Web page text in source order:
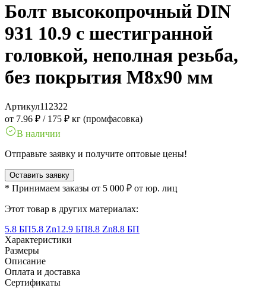
Болт высокопрочный DIN
931 10.9 с шестигранной
головкой, неполная резьба,
без покрытия M8x90 мм
Артикул112322
от 7.96 ₽ / 175 ₽ кг (промфасовка)
В наличии
Отправьте заявку и получите оптовые цены!
Оставить заявку
* Принимаем заказы от 5 000 ₽ от юр. лиц
Этот товар в других материалах:
5.8 БП5.8 Zn12.9 БП8.8 Zn8.8 БП
Характеристики
Размеры
Описание
Оплата и доставка
Сертификаты